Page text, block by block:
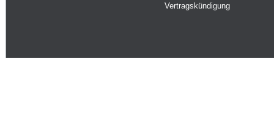
Vertragskündigung